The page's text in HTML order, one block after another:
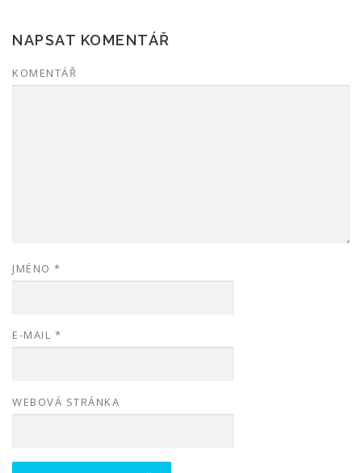
NAPSAT KOMENTÁŘ
KOMENTÁŘ
JMÉNO *
E-MAIL *
WEBOVÁ STRÁNKA